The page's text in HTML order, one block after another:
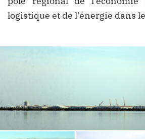
logistique et de l'énergie dans